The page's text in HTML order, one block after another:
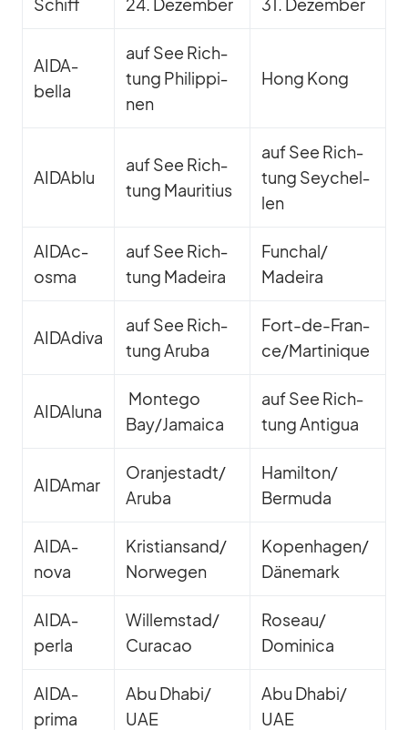
Schiff 24. De­zem­ber 31. De­zem­ber
AI­DA­
bella
auf See Rich­
tung Phil­ip­pi­
nen
Hong Kong
AI­D­A­blu
auf See Rich­
tung Mau­ri­tius
auf See Rich­
tung Sey­chel­
len
AI­DA­c­
osma
auf See Rich­
tung Ma­deira
Funchal/​
Madeira
AI­D­A­diva
auf See Rich­
tung Aruba
Fort-de-Fran­
ce/M­ar­ti­ni­que
AI­DAluna
Mon­tego
Bay/​Jamaica
auf See Rich­
tung An­ti­gua
AI­DA­mar
Oranjestadt/​
Aruba
Hamilton/​
Bermuda
AID­A­
nova
Kristiansand/​
Norwegen
Kopenhagen/​
Dänemark
AID­A­
perla
Willemstad/​
Curacao
Roseau/​
Dominica
AID­A­
prima
Abu Dhabi/​
UAE
Abu Dhabi/​
UAE